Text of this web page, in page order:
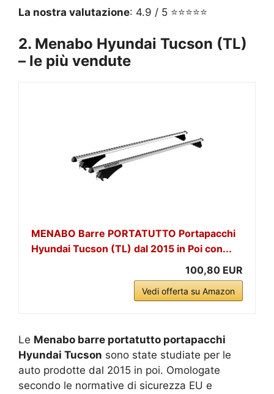
La nostra valutazione: 4.9 / 5 ⭐⭐⭐⭐⭐
2. Menabo Hyundai Tucson (TL)
– le più vendute
MENABO Barre PORTATUTTO Portapacchi
Hyundai Tucson (TL) dal 2015 in Poi con...
100,80 EUR
Vedi offerta su Amazon
Le Menabo barre portatutto portapacchi
Hyundai Tucson sono state studiate per le
auto prodotte dal 2015 in poi. Omologate
secondo le normative di sicurezza EU e